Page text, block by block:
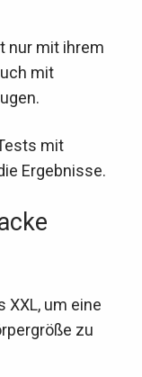
nur mit ihrem
mit
mit
Ergebnisse.
XXL, um eine
zu